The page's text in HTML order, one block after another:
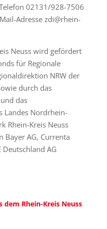
02131/928-7506
Adresse zdi@rhein-
Neuss wird gefördert
für Regionale
NRW der
durch das
das
Landes Nordrhein-
Rhein-Kreis Neuss
AG, Currenta
Deutschland AG
dem Rhein-Kreis Neuss